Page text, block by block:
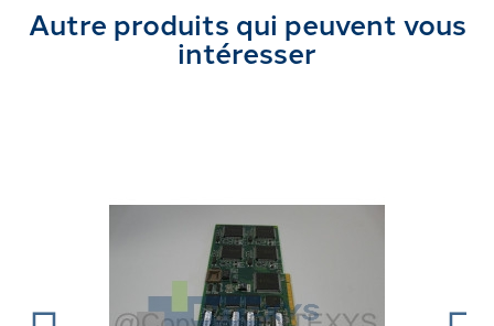
Autre produits qui peuvent vous
intéresser